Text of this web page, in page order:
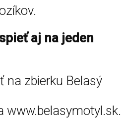
aj na jeden
na zbierku Belasý
www.belasymotyl.sk.